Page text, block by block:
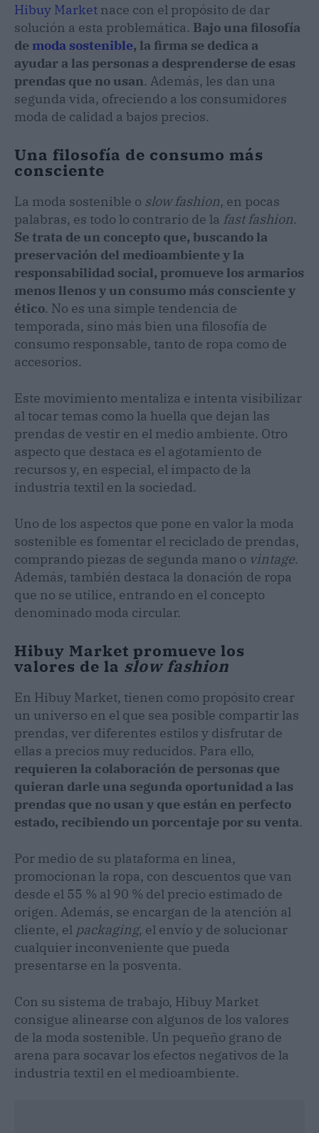
Hibuy Market nace con el propósito de dar
solución a esta problemática. Bajo una filosofía
de moda sostenible, la firma se dedica a
ayudar a las personas a desprenderse de esas
prendas que no usan. Además, les dan una
segunda vida, ofreciendo a los consumidores
moda de calidad a bajos precios.
Una filosofía de consumo más
consciente
La moda sostenible o slow fashion, en pocas
palabras, es todo lo contrario de la fast fashion.
Se trata de un concepto que, buscando la
preservación del medioambiente y la
responsabilidad social, promueve los armarios
menos llenos y un consumo más consciente y
ético. No es una simple tendencia de
temporada, sino más bien una filosofía de
consumo responsable, tanto de ropa como de
accesorios.
Este movimiento mentaliza e intenta visibilizar
al tocar temas como la huella que dejan las
prendas de vestir en el medio ambiente. Otro
aspecto que destaca es el agotamiento de
recursos y, en especial, el impacto de la
industria textil en la sociedad.
Uno de los aspectos que pone en valor la moda
sostenible es fomentar el reciclado de prendas,
comprando piezas de segunda mano o vintage.
Además, también destaca la donación de ropa
que no se utilice, entrando en el concepto
denominado moda circular.
Hibuy Market promueve los
valores de la slow fashion
En Hibuy Market, tienen como propósito crear
un universo en el que sea posible compartir las
prendas, ver diferentes estilos y disfrutar de
ellas a precios muy reducidos. Para ello,
requieren la colaboración de personas que
quieran darle una segunda oportunidad a las
prendas que no usan y que están en perfecto
estado, recibiendo un porcentaje por su venta.
Por medio de su plataforma en línea,
promocionan la ropa, con descuentos que van
desde el 55 % al 90 % del precio estimado de
origen. Además, se encargan de la atención al
cliente, el packaging, el envío y de solucionar
cualquier inconveniente que pueda
presentarse en la posventa.
Con su sistema de trabajo, Hibuy Market
consigue alinearse con algunos de los valores
de la moda sostenible. Un pequeño grano de
arena para socavar los efectos negativos de la
industria textil en el medioambiente.